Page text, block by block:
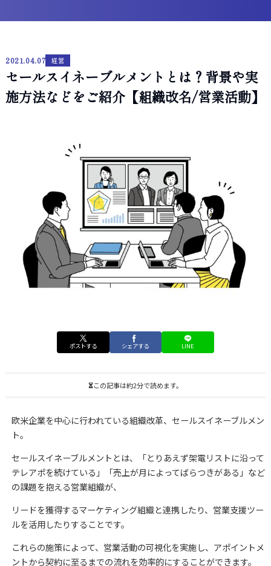
2021.04.07 経営
セールスイネーブルメントとは？背景や実
施方法などをご紹介【組織改名/営業活動】
ポストする シェアする LINE
この記事は約2分で読めます。
欧米企業を中心に行われている組織改革、セールスイネーブルメン
ト。
セールスイネーブルメントとは、「とりあえず架電リストに沿って
テレアポを続けている」「売上が月によってばらつきがある」など
の課題を抱える営業組織が、
リードを獲得するマーケティング組織と連携したり、営業支援ツー
ルを活用したりすることです。
これらの施策によって、営業活動の可視化を実施し、アポイントメ
ントから契約に至るまでの流れを効率的にすることができます。